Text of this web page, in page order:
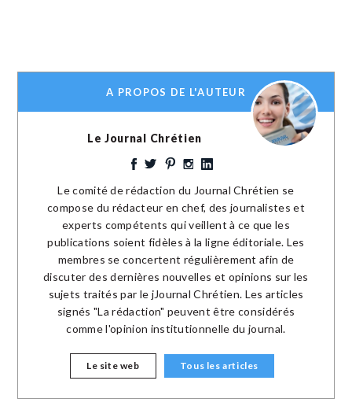
A PROPOS DE L'AUTEUR
Le Journal Chrétien
Le comité de rédaction du Journal Chrétien se
compose du rédacteur en chef, des journalistes et
experts compétents qui veillent à ce que les
publications soient fidèles à la ligne éditoriale. Les
membres se concertent régulièrement afin de
discuter des dernières nouvelles et opinions sur les
sujets traités par le jJournal Chrétien. Les articles
signés "La rédaction" peuvent être considérés
comme l'opinion institutionnelle du journal.
Le site web Tous les articles